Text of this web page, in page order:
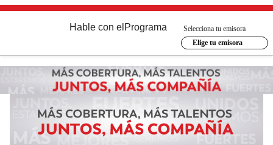
Hable con el Programa
Selecciona tu emisora
Elige tu emisora